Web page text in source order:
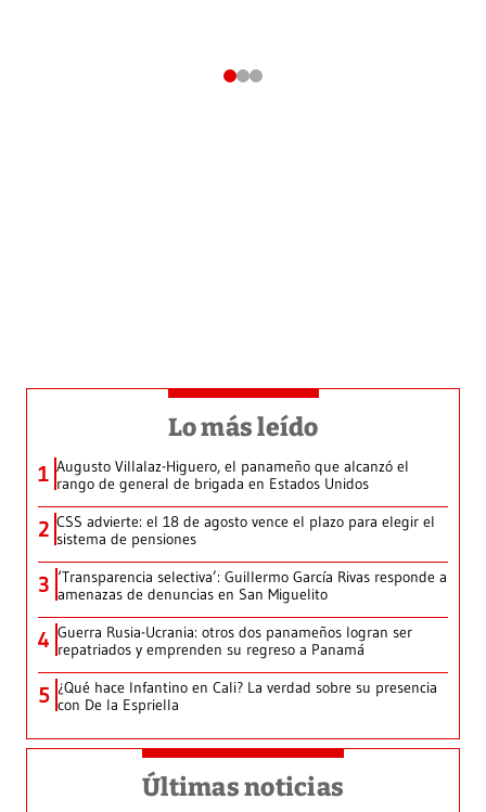
Lo más leído
1 Augusto Villalaz-Higuero, el panameño que alcanzó el
rango de general de brigada en Estados Unidos
2 CSS advierte: el 18 de agosto vence el plazo para elegir el
sistema de pensiones
3 ‘Transparencia selectiva’: Guillermo García Rivas responde a
amenazas de denuncias en San Miguelito
4 Guerra Rusia-Ucrania: otros dos panameños logran ser
repatriados y emprenden su regreso a Panamá
5 ¿Qué hace Infantino en Cali? La verdad sobre su presencia
con De la Espriella
Últimas noticias